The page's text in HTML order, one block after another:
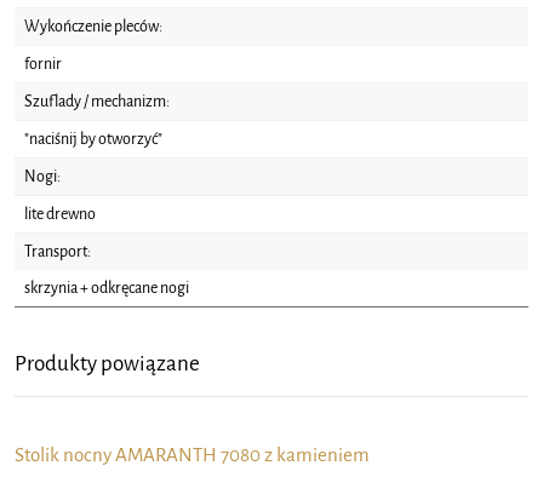
Wykończenie pleców:
fornir
Szuflady / mechanizm:
"naciśnij by otworzyć"
Nogi:
lite drewno
Transport:
skrzynia + odkręcane nogi
Produkty powiązane
Stolik nocny AMARANTH 7080 z kamieniem